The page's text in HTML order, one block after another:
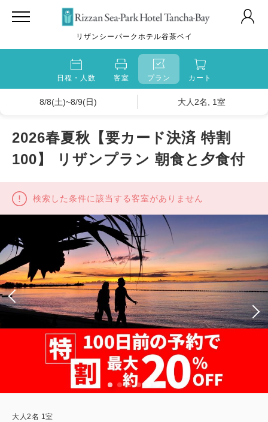
リザンシーパークホテル谷茶ベイ
日程・人数 客室 プラン カート
8/8(土)~8/9(日) 大人2名, 1室
2026春夏秋【要カード決済 特割
100】 リザンプラン 朝食と夕食付
検索した条件に該当する客室がありません
大人2名 1室